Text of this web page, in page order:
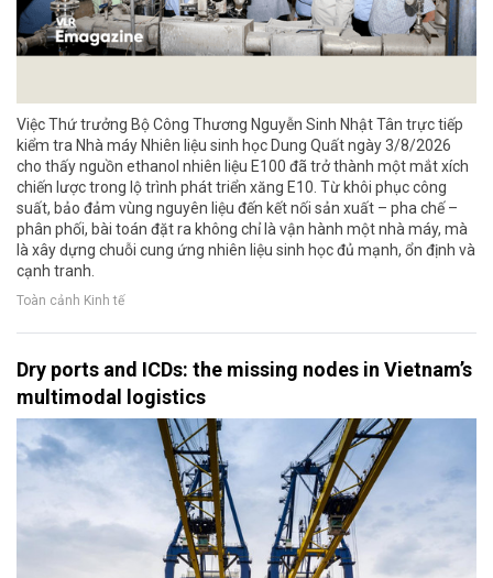
Việc Thứ trưởng Bộ Công Thương Nguyễn Sinh Nhật Tân trực tiếp
kiểm tra Nhà máy Nhiên liệu sinh học Dung Quất ngày 3/8/2026
cho thấy nguồn ethanol nhiên liệu E100 đã trở thành một mắt xích
chiến lược trong lộ trình phát triển xăng E10. Từ khôi phục công
suất, bảo đảm vùng nguyên liệu đến kết nối sản xuất – pha chế –
phân phối, bài toán đặt ra không chỉ là vận hành một nhà máy, mà
là xây dựng chuỗi cung ứng nhiên liệu sinh học đủ mạnh, ổn định và
cạnh tranh.
Toàn cảnh Kinh tế
Dry ports and ICDs: the missing nodes in Vietnam’s
multimodal logistics